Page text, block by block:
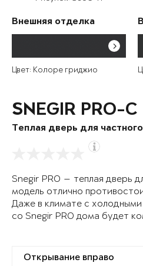
Внешняя отделка
Цвет: Колоре гриджио
SNEGIR PRO-C
Теплая дверь для
Snegir PRO — теплая дверь
модель отлично
Даже в климате с
со Snegir PRO дома будет